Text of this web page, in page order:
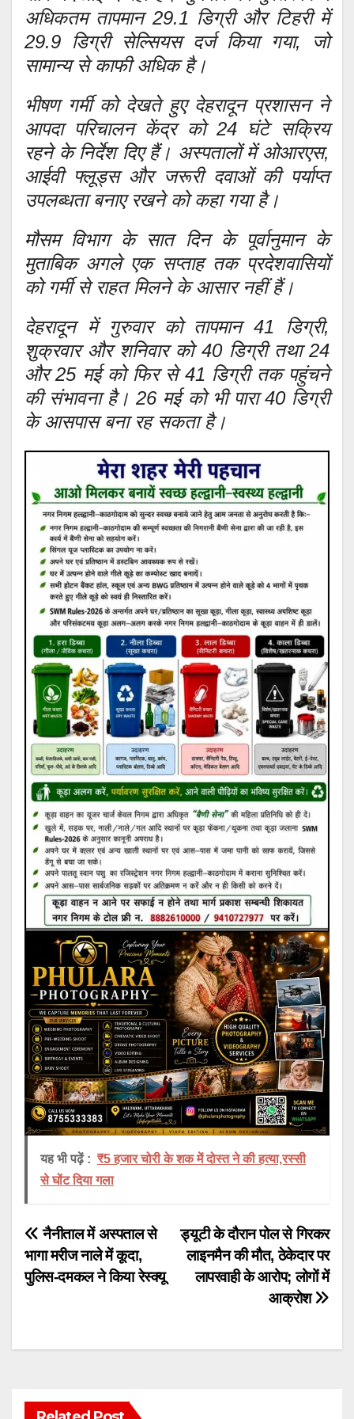
अधिकतम तापमान 29.1 डिग्री और टिहरी में
29.9 डिग्री सेल्सियस दर्ज किया गया, जो
सामान्य से काफी अधिक है।
भीषण गर्मी को देखते हुए देहरादून प्रशासन ने
आपदा परिचालन केंद्र को 24 घंटे सक्रिय
रहने के निर्देश दिए हैं। अस्पतालों में ओआरएस,
आईवी फ्लूड्स और जरूरी दवाओं की पर्याप्त
उपलब्धता बनाए रखने को कहा गया है।
मौसम विभाग के सात दिन के पूर्वानुमान के
मुताबिक अगले एक सप्ताह तक प्रदेशवासियों
को गर्मी से राहत मिलने के आसार नहीं हैं।
देहरादून में गुरुवार को तापमान 41 डिग्री,
शुक्रवार और शनिवार को 40 डिग्री तथा 24
और 25 मई को फिर से 41 डिग्री तक पहुंचने
की संभावना है। 26 मई को भी पारा 40 डिग्री
के आसपास बना रह सकता है।
यह भी पढ़ें : ₹5 हजार चोरी के शक में दोस्त ने की हत्या,रस्सी
से घोंट दिया गला
Post
navigation
ड्यूटी के दौरान पोल से गिरकर
लाइनमैन की मौत, ठेकेदार पर
लापरवाही के आरोप; लोगों में
आक्रोश
नैनीताल में अस्पताल से
भागा मरीज नाले में कूदा,
पुलिस-दमकल ने किया रेस्क्यू